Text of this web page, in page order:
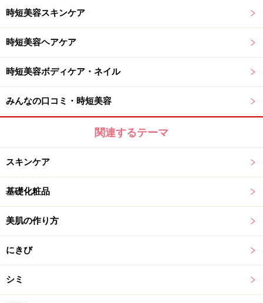
時短美容スキンケア
時短美容ヘアケア
時短美容ボディケア・ネイル
みんなの口コミ・時短美容
関連するテーマ
スキンケア
基礎化粧品
美肌の作り方
にきび
シミ